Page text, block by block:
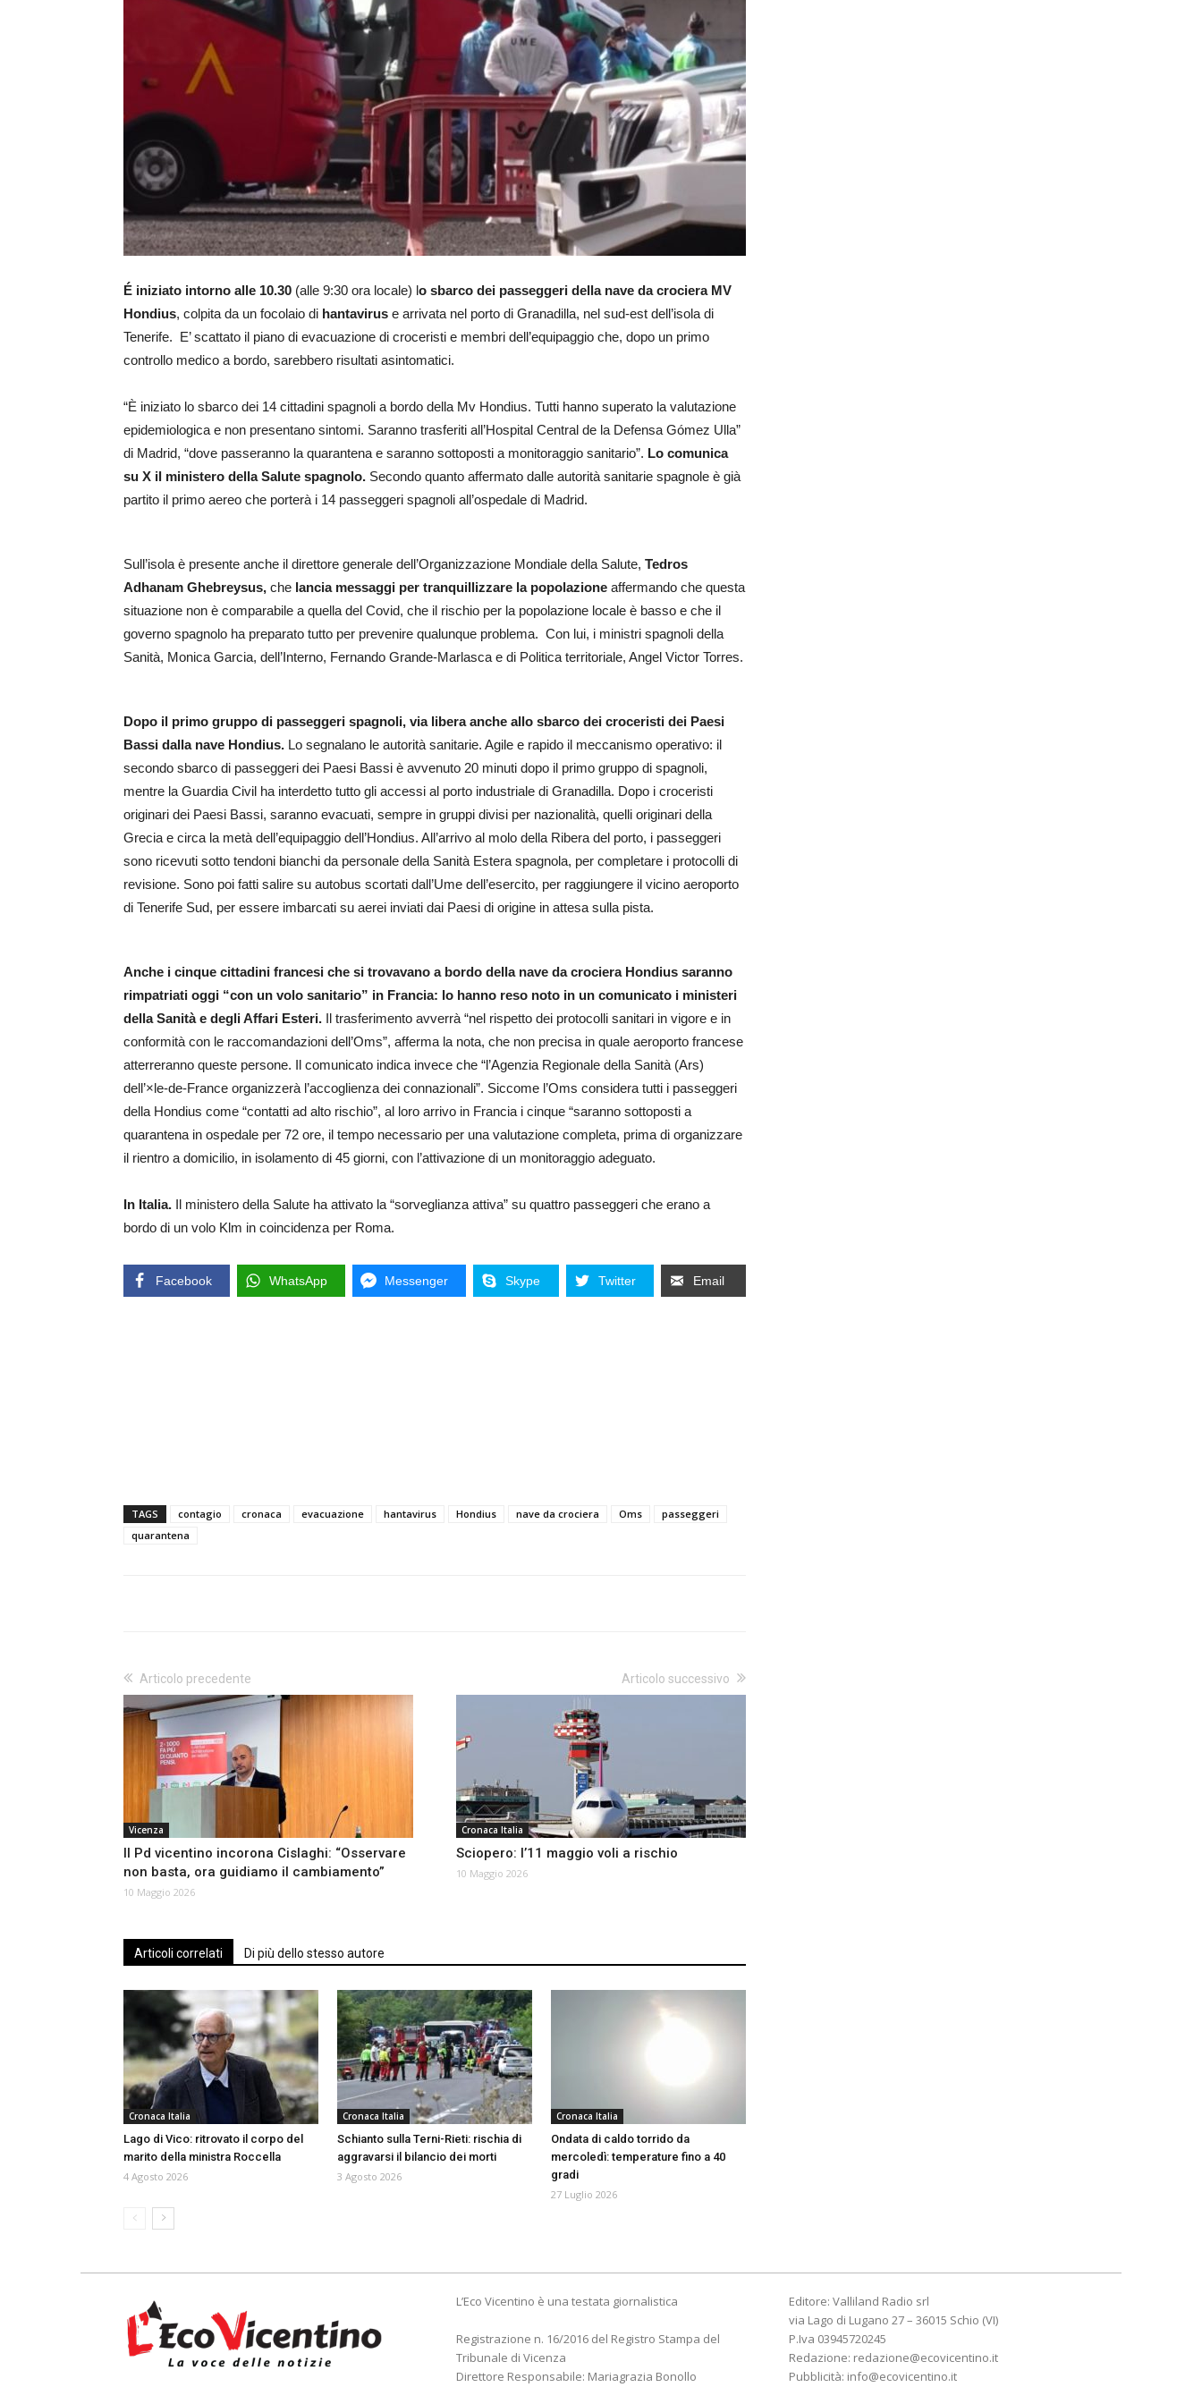
É iniziato intorno alle 10.30 (alle 9:30 ora locale) lo sbarco dei passeggeri della nave da crociera MV
Hondius, colpita da un focolaio di hantavirus e arrivata nel porto di Granadilla, nel sud-est dell’isola di
Tenerife. E’ scattato il piano di evacuazione di croceristi e membri dell’equipaggio che, dopo un primo
controllo medico a bordo, sarebbero risultati asintomatici.
“È iniziato lo sbarco dei 14 cittadini spagnoli a bordo della Mv Hondius. Tutti hanno superato la valutazione
epidemiologica e non presentano sintomi. Saranno trasferiti all’Hospital Central de la Defensa Gómez Ulla”
di Madrid, “dove passeranno la quarantena e saranno sottoposti a monitoraggio sanitario”. Lo comunica
su X il ministero della Salute spagnolo. Secondo quanto affermato dalle autorità sanitarie spagnole è già
partito il primo aereo che porterà i 14 passeggeri spagnoli all’ospedale di Madrid.
Sull’isola è presente anche il direttore generale dell’Organizzazione Mondiale della Salute, Tedros
Adhanam Ghebreysus, che lancia messaggi per tranquillizzare la popolazione affermando che questa
situazione non è comparabile a quella del Covid, che il rischio per la popolazione locale è basso e che il
governo spagnolo ha preparato tutto per prevenire qualunque problema. Con lui, i ministri spagnoli della
Sanità, Monica Garcia, dell’Interno, Fernando Grande-Marlasca e di Politica territoriale, Angel Victor Torres.
Dopo il primo gruppo di passeggeri spagnoli, via libera anche allo sbarco dei croceristi dei Paesi
Bassi dalla nave Hondius. Lo segnalano le autorità sanitarie. Agile e rapido il meccanismo operativo: il
secondo sbarco di passeggeri dei Paesi Bassi è avvenuto 20 minuti dopo il primo gruppo di spagnoli,
mentre la Guardia Civil ha interdetto tutto gli accessi al porto industriale di Granadilla. Dopo i croceristi
originari dei Paesi Bassi, saranno evacuati, sempre in gruppi divisi per nazionalità, quelli originari della
Grecia e circa la metà dell’equipaggio dell’Hondius. All’arrivo al molo della Ribera del porto, i passeggeri
sono ricevuti sotto tendoni bianchi da personale della Sanità Estera spagnola, per completare i protocolli di
revisione. Sono poi fatti salire su autobus scortati dall’Ume dell’esercito, per raggiungere il vicino aeroporto
di Tenerife Sud, per essere imbarcati su aerei inviati dai Paesi di origine in attesa sulla pista.
Anche i cinque cittadini francesi che si trovavano a bordo della nave da crociera Hondius saranno
rimpatriati oggi “con un volo sanitario” in Francia: lo hanno reso noto in un comunicato i ministeri
della Sanità e degli Affari Esteri. Il trasferimento avverrà “nel rispetto dei protocolli sanitari in vigore e in
conformità con le raccomandazioni dell’Oms”, afferma la nota, che non precisa in quale aeroporto francese
atterreranno queste persone. Il comunicato indica invece che “l’Agenzia Regionale della Sanità (Ars)
dell’×le-de-France organizzerà l’accoglienza dei connazionali”. Siccome l’Oms considera tutti i passeggeri
della Hondius come “contatti ad alto rischio”, al loro arrivo in Francia i cinque “saranno sottoposti a
quarantena in ospedale per 72 ore, il tempo necessario per una valutazione completa, prima di organizzare
il rientro a domicilio, in isolamento di 45 giorni, con l’attivazione di un monitoraggio adeguato.
In Italia. Il ministero della Salute ha attivato la “sorveglianza attiva” su quattro passeggeri che erano a
bordo di un volo Klm in coincidenza per Roma.
Facebook WhatsApp Messenger Skype Twitter Email
TAGS contagio cronaca evacuazione hantavirus Hondius nave da crociera Oms
passeggeri
quarantena
Articolo precedente
Vicenza
Il Pd vicentino incorona Cislaghi: “Osservare
non basta, ora guidiamo il cambiamento”
10 Maggio 2026
Articolo successivo
Cronaca Italia
Sciopero: l’11 maggio voli a rischio
10 Maggio 2026
Articoli correlati Di più dello stesso autore
Cronaca Italia
Lago di Vico: ritrovato il corpo del
marito della ministra Roccella
4 Agosto 2026
Cronaca Italia
Schianto sulla Terni-Rieti: rischia di
aggravarsi il bilancio dei morti
3 Agosto 2026
Cronaca Italia
Ondata di caldo torrido da
mercoledì: temperature fino a 40
gradi
27 Luglio 2026
L’Eco Vicentino è una testata giornalistica
Registrazione n. 16/2016 del Registro Stampa del
Tribunale di Vicenza
Direttore Responsabile: Mariagrazia Bonollo
Editore: Valliland Radio srl
via Lago di Lugano 27 – 36015 Schio (VI)
P.Iva 03945720245
Redazione: redazione@ecovicentino.it
Pubblicità: info@ecovicentino.it